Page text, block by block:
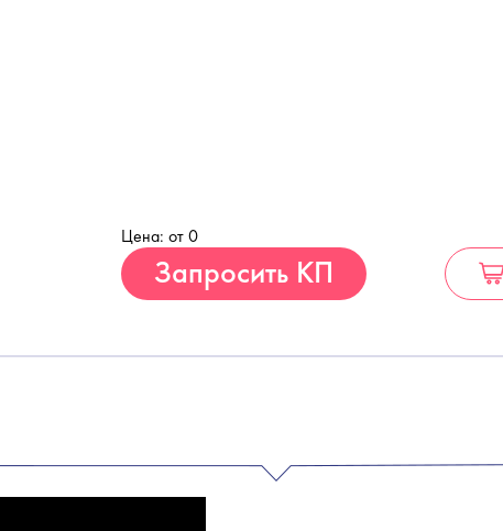
Цена: от 0
Запросить КП